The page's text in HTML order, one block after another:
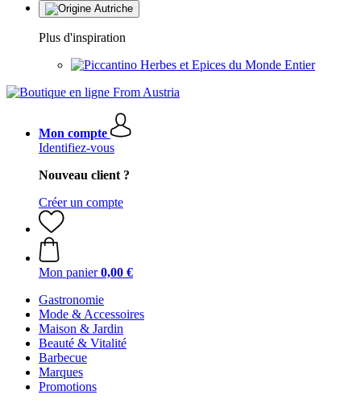
Plus d'inspiration
Herbes et Epices du Monde Entier
Mon compte
Identifiez-vous
Nouveau client ?
Créer un compte
Mon panier 0,00 €
Gastronomie
Mode & Accessoires
Maison & Jardin
Beauté & Vitalité
Barbecue
Marques
Promotions